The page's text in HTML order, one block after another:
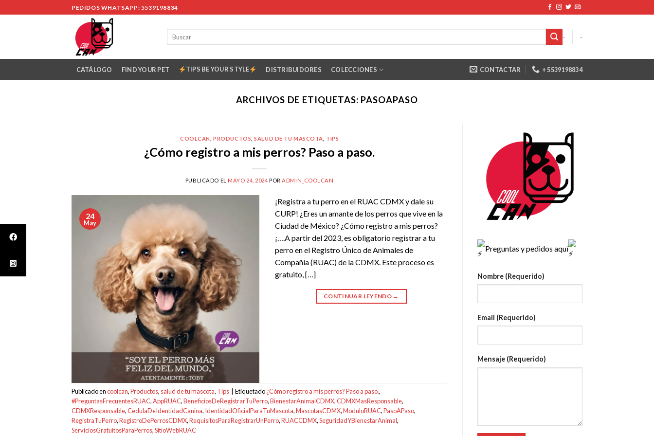
to
PEDIDOS WHATSAPP: 5539198834
- -
CATÁLOGO FIND YOUR PET TIPS BE YOUR STYLE DISTRIBUIDORES COLECCIONES CONTACTAR + 5539198834
ARCHIVOS DE ETIQUETAS: PASOAPASO
COOLCAN ,PRODUCTOS ,SALUD DE TU MASCOTA TIPS
¿Cómo registro a mis perros? Paso a paso.
PUBLICADO EL MAYO 24, 2024 PORADMIN_COOLCAN
24
May
¡Registra a tu perro en el RUAC CDMX y dale su
CURP! ¿Eres un amante de los perros que vive en la
Ciudad de México? ¿Cómo registro a mis perros?
¡….A partir del 2023, es obligatorio registrar a tu
perro en el Registro Único de Animales de
Compañía (RUAC) de la CDMX. Este proceso es
gratuito, […]
CONTINUAR LEYENDO →
Publicado encoolcan,Productos, salud de tu mascota, Tips Etiquetado¿Cómo registro a mis perros? Paso a paso.,
#PreguntasFrecuentesRUAC,AppRUAC,BeneficiosDeRegistrarTuPerro,BienestarAnimalCDMX,CDMXMasResponsable,
CDMXResponsable,CedulaDeIdentidadCanina, IdentidadOficialParaTuMascota,MascotasCDMX,ModuloRUAC,PasoAPaso,
RegistraTuPerro,RegistroDePerrosCDMX,RequisitosParaRegistrarUnPerro,RUACCDMX,SeguridadYBienestarAnimal,
ServiciosGratuitosParaPerros,SitioWebRUAC
Preguntas y pedidos aquí
Nombre (Requerido)
Email (Requerido)
Mensaje (Requerido)